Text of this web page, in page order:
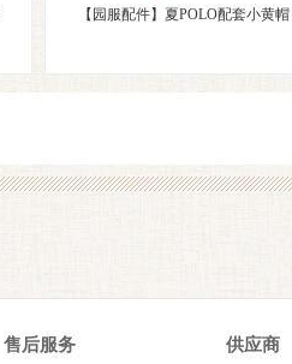
【园服配件】夏POLO配套小黄帽
售后服务 供应商